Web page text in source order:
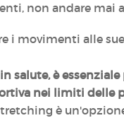
non andare mai
i movimenti alle
salute, è
nei limiti delle
è